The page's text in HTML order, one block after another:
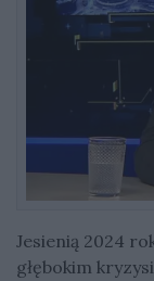
Jesienią 2024
głębokim